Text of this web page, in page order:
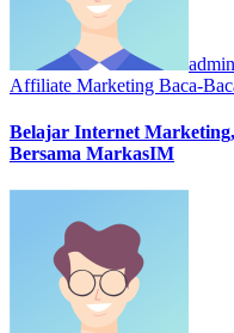
admin
Affiliate Marketing Baca-
Belajar Internet
Bersama MarkasIM